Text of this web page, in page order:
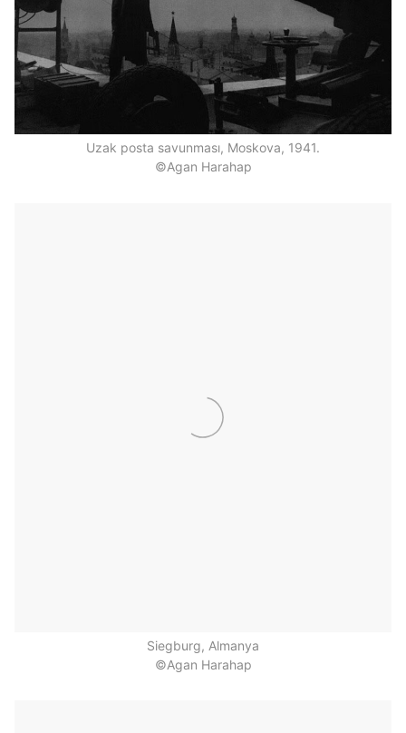
Uzak posta savunması, Moskova, 1941.
©Agan Harahap
Siegburg, Almanya
©Agan Harahap